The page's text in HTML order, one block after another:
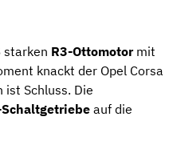
starken R3-Ottomotormit
knackt der Opel Corsa
Schluss. Die
auf die